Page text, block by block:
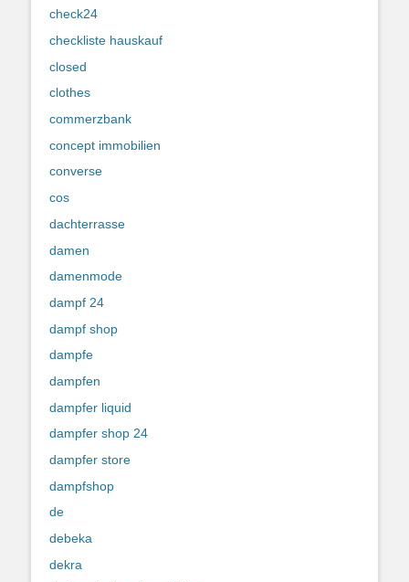
check24
checkliste hauskauf
closed
clothes
commerzbank
concept immobilien
converse
cos
dachterrasse
damen
damenmode
dampf 24
dampf shop
dampfe
dampfen
dampfer liquid
dampfer shop 24
dampfer store
dampfshop
de
debeka
dekra